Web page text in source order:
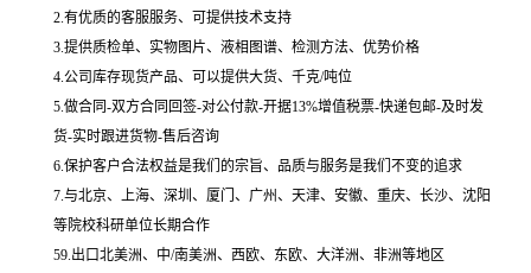
2.有优质的客服服务、可提供技术支持
3.提供质检单、实物图片、液相图谱、检测方法、优势价格
4.公司库存现货产品、可以提供大货、千克/吨位
5.做合同-双方合同回签-对公付款-开据13%增值税票-快递包邮-及时发
货-实时跟进货物-售后咨询
6.保护客户合法权益是我们的宗旨、品质与服务是我们不变的追求
7.与北京、上海、深圳、厦门、广州、天津、安徽、重庆、长沙、沈阳
等院校科研单位长期合作
59.出口北美洲、中/南美洲、西欧、东欧、大洋洲、非洲等地区